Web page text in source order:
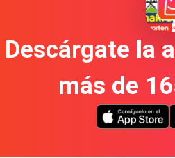
Descárgate la
más de